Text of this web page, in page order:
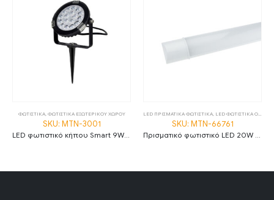
ΦΩΤΙΣΤΙΚΑ, ΦΩΤΙΣΤΙΚΑ ΕΞΩΤΕΡΙΚΟΥ ΧΩΡΟΥ
SKU: MTN-3001
LED ΠΡΙΣΜΑΤΙΚΑ ΦΩΤΙΣΤΙΚΑ LED ΦΩΤΙΣΤΙΚΑ ΟΡΟΦΗΣ
SKU: MTN-66761